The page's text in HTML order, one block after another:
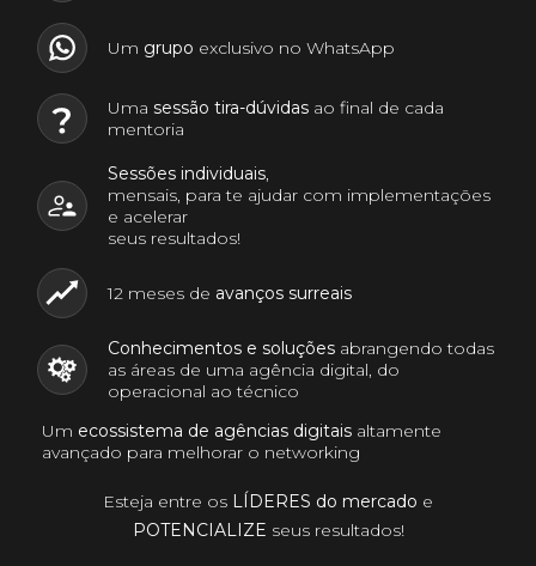
Um grupo exclusivo no WhatsApp
Uma sessão tira-dúvidas ao final de cada
mentoria
Sessões individuais,
mensais, para te ajudar com implementações
e acelerar
seus resultados!
12 meses de avanços surreais
Conhecimentos e soluções abrangendo todas
as áreas de uma agência digital, do
operacional ao técnico
Um ecossistema de agências digitais altamente
avançado para melhorar o networking
Esteja entre os LÍDERES do mercado e
POTENCIALIZE seus resultados!